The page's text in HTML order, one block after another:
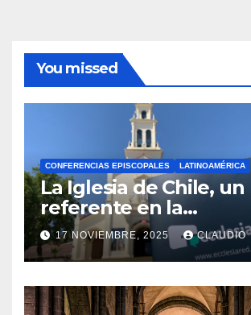
You missed
CONFERENCIAS EPISCOPALES LATINOAMÉRICA
La Iglesia de Chile, un
referente en la
transformación digital
gracias a Ecclesiared
17 NOVIEMBRE, 2025 CLAUDIO